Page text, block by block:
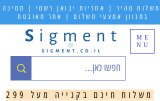
ME
NU
משלוח מהיר | אחריות יבואן רשמי | תמיכה
במגוון אמצעי תשלום | אתר מאובטח
משלוח חינם בקנייה מעל 299